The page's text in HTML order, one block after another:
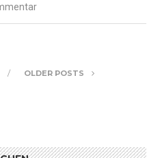
OLDER POSTS